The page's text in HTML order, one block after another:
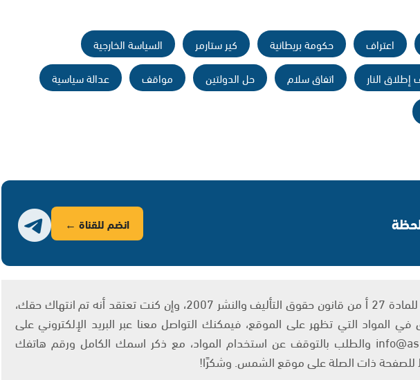
اعتراف حكومة بريطانية كير ستارمر
السياسة الخارجية
النار اتفاق سلام حل الدولتين مواقف
عدالة سياسية
انضم للقناة ←
يتم الاستخدام المواد وفقًا للمادة 27 أ من قانون حقوق التأليف والنشر 2007، وإن كنت تعتقد أنه تم انتهاك حقك،
المواد التي تظهر على الموقع، فيمكنك التواصل معنا عبر البريد الإلكتروني على
العنوان التالي: info@ashams.com والطلب بالتوقف عن استخدام المواد، مع ذكر اسمك الكامل ورقم هاتفك
للصفحة ذات الصلة على موقع الشمس. وشكرًا!